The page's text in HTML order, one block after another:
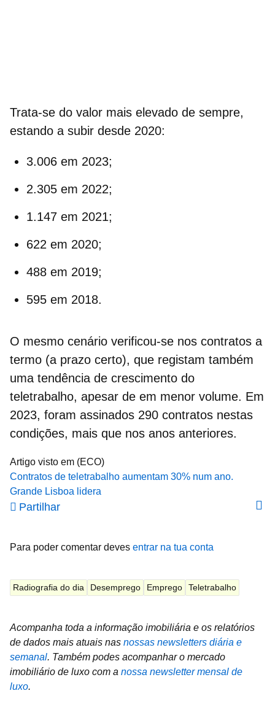
Trata-se do valor mais elevado de sempre,
estando a subir desde 2020:
3.006 em 2023;
2.305 em 2022;
1.147 em 2021;
622 em 2020;
488 em 2019;
595 em 2018.
O mesmo cenário verificou-se nos contratos a
termo (a prazo certo), que registam também
uma tendência de crescimento do
teletrabalho, apesar de em menor volume. Em
2023, foram assinados 290 contratos nestas
condições, mais que nos anos anteriores.
Artigo visto em (ECO)
Contratos de teletrabalho aumentam 30% num ano.
Grande Lisboa lidera
Partilhar
Para poder comentar deves entrar na tua conta
Radiografia do dia Desemprego Emprego Teletrabalho
Acompanha toda a informação imobiliária e os relatórios
de dados mais atuais nas nossas newsletters diária e
semanal. Também podes acompanhar o mercado
imobiliário de luxo com a nossa newsletter mensal de
luxo.